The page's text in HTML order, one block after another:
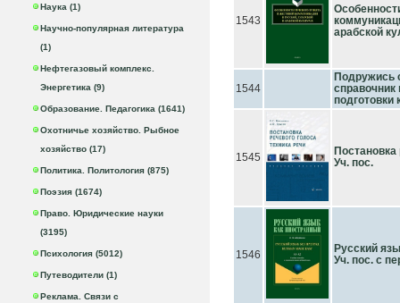
Наука (1)
Научно-популярная литература
(1)
Нефтегазовый комплекс.
Энергетика (9)
Образование. Педагогика (1641)
Охотничье хозяйство. Рыбное
хозяйство (17)
Политика. Политология (875)
Поэзия (1674)
Право. Юридические науки
(3195)
Психология (5012)
Путеводители (1)
Реклама. Связи с
1543
арабской
1544
Подружись
справочник
подготовки
1545
Постановка
Уч. пос.
1546
Русский
Уч. пос. с